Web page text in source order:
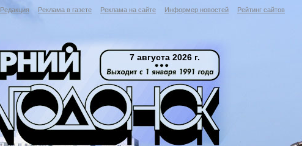
Редакция Реклама в газете Реклама на сайте Информер новостей Рейтинг сайтов
7 августа 2026 г.